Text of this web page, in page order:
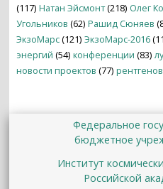
(117) Натан Эйсмонт(218) Олег
Угольников (62) Рашид Сюняев
ЭкзоМарс(121) ЭкзоМарс-2016
энергий (54) конференции (83)
новости проектов (77)
Федеральное
бюджетное
Институт
Российской